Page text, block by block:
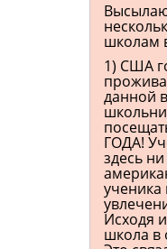
школам
1) США
данной
ГОДА!
здесь
ученика
Исходя
школа в